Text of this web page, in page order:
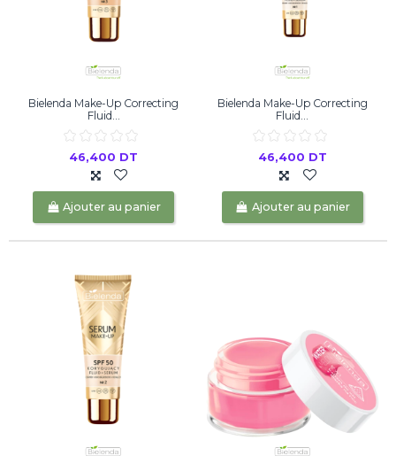
Bielenda Make-Up Correcting
Fluid...
46,400 DT
Ajouter au panier
Bielenda Make-Up Correcting
Fluid...
46,400 DT
Ajouter au panier